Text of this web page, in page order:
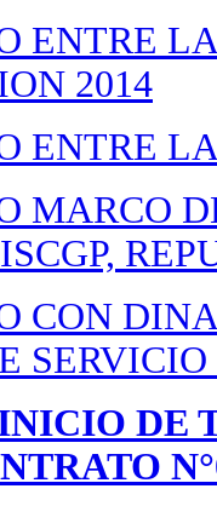
ENTRE
2014
ENTRE
MARCO
CON
SERVICIO
DE